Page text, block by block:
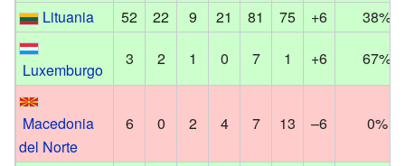
Lituania
52 22 9 21 81 75 +6 38%
Luxemburgo
3 2 1 0 7 1 +6 67%
Macedonia
del Norte
6 0 2 4 7 13 –6 0%